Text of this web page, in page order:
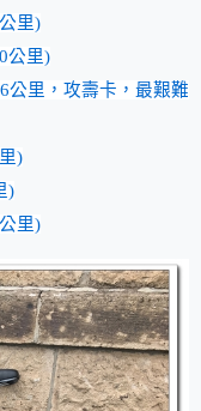
里)
公里)
里，攻壽卡，最艱難
)
)
里)